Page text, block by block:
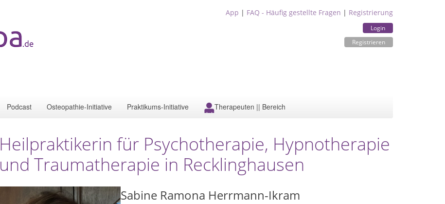
App | FAQ - Häufig gestellte Fragen | Registrierung
Login
Registrieren
Podcast Osteopathie-Initiative Praktikums-Initiative Therapeuten || Bereich
Heilpraktikerin für Psychotherapie, Hypnotherapie
und Traumatherapie in Recklinghausen
Sabine Ramona Herrmann-Ikram